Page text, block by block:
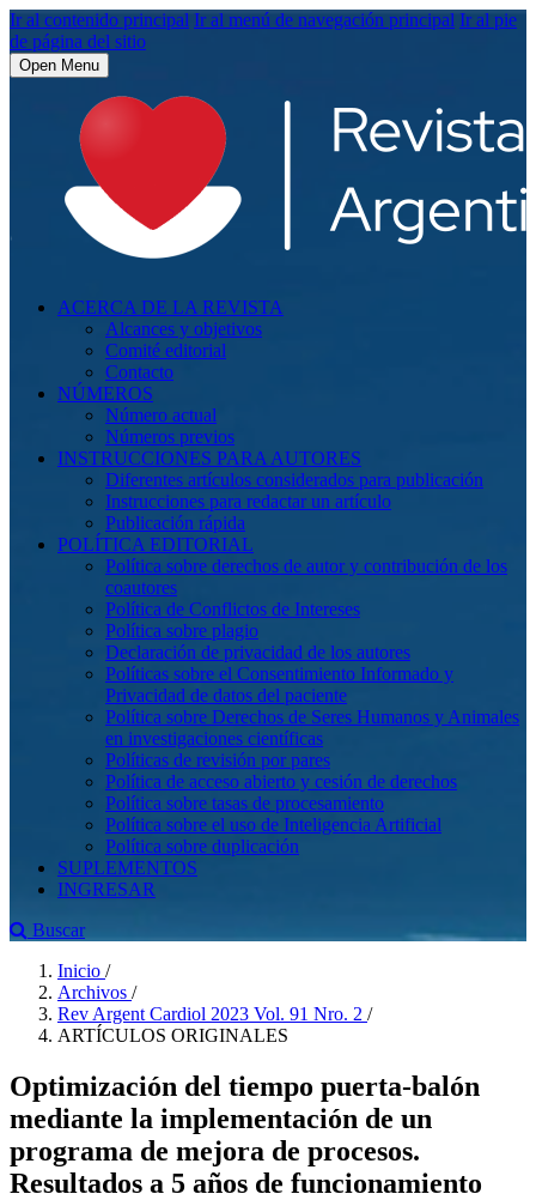
Ir al contenido principal Ir al menú de navegación principal Ir al pie
de página del sitio
Open Menu
ACERCA DE LA REVISTA
Alcances y objetivos
Comité editorial
Contacto
NÚMEROS
Número actual
Números previos
INSTRUCCIONES PARA AUTORES
Diferentes artículos considerados para publicación
Instrucciones para redactar un artículo
Publicación rápida
POLÍTICA EDITORIAL
Política sobre derechos de autor y contribución de los
coautores
Política de Conflictos de Intereses
Política sobre plagio
Declaración de privacidad de los autores
Políticas sobre el Consentimiento Informado y
Privacidad de datos del paciente
Política sobre Derechos de Seres Humanos y Animales
en investigaciones científicas
Políticas de revisión por pares
Política de acceso abierto y cesión de derechos
Política sobre tasas de procesamiento
Política sobre el uso de Inteligencia Artificial
Política sobre duplicación
SUPLEMENTOS
INGRESAR
Buscar
Inicio /
Archivos /
Rev Argent Cardiol 2023 Vol. 91 Nro. 2 /
ARTÍCULOS ORIGINALES
Optimización del tiempo puerta-balón
mediante la implementación de un
programa de mejora de procesos.
Resultados a 5 años de funcionamiento